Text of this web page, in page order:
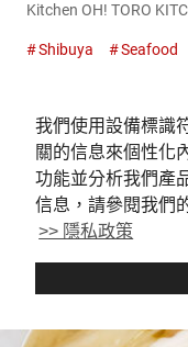
我們使用設備標識
關的信息來個性化
功能並分析我們產
信息，請參閱我們
>> 隱私政策
Kitchen OH! TORO
『米川水産（Yone...
Shibuya Seafood